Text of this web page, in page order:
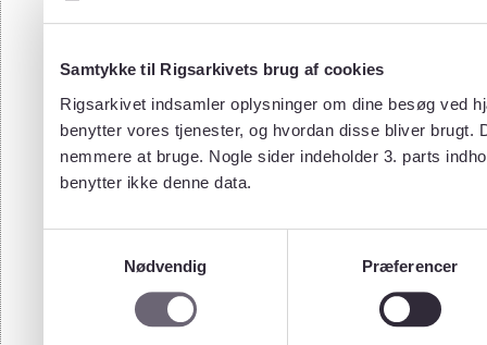
Samtykke til Rigsarkivets brug af cookies
Rigsarkivet indsamler oplysninger om dine besøg ved
benytter vores tjenester, og hvordan disse bliver
nemmere at bruge. Nogle sider indeholder 3. parts
benytter ikke denne data.
Nødvendig
Præferencer